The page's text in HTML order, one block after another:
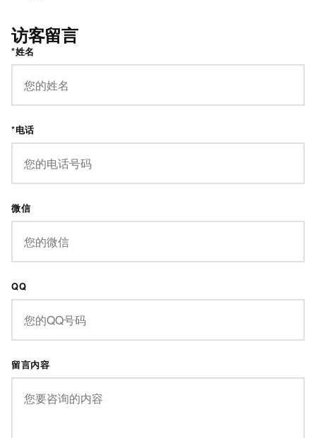
访客留言
*姓名
*电话
微信
QQ
留言内容